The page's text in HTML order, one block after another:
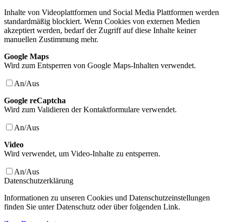
Inhalte von Videoplattformen und Social Media Plattformen werden
standardmäßig blockiert. Wenn Cookies von externen Medien
akzeptiert werden, bedarf der Zugriff auf diese Inhalte keiner
manuellen Zustimmung mehr.
Google Maps
Wird zum Entsperren von Google Maps-Inhalten verwendet.
An/Aus
Google reCaptcha
Wird zum Validieren der Kontaktformulare verwendet.
An/Aus
Video
Wird verwendet, um Video-Inhalte zu entsperren.
An/Aus
Datenschutzerklärung
Informationen zu unseren Cookies und Datenschutzeinstellungen
finden Sie unter Datenschutz oder über folgenden Link.